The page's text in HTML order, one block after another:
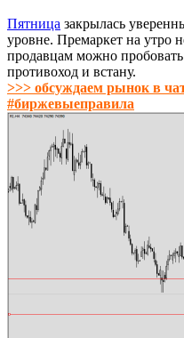
Пятница закрылась
уровне. Премаркет на утро
продавцам можно
противоход и встану.
>>> обсуждаем рынок в
#биржевыеправила